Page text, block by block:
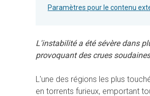
Paramètres pour le contenu
L'instabilité a été sévère dans
provoquant des crues
L'une des régions les plus
en torrents furieux, emportant